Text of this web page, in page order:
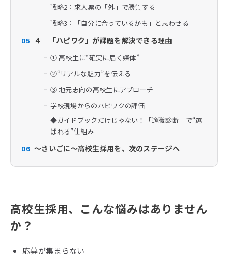
戦略2：求人票の「外」で勝負する
戦略3：「自分に合っているかも」と思わせる
05 ４｜「ハピワク」が課題を解決できる理由
① 高校生に“確実に届く媒体”
②“リアルな魅力”を伝える
③ 地元志向の高校生にアプローチ
学校現場からのハピワクの評価
◆ガイドブックだけじゃない！「適職診断」で“選
ばれる”仕組み
06 ～さいごに～高校生採用を、次のステージへ
高校生採用、こんな悩みはありません
か？
応募が集まらない